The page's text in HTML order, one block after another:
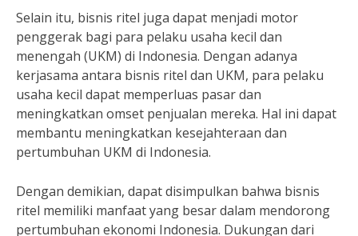
Selain itu, bisnis ritel juga dapat menjadi motor
penggerak bagi para pelaku usaha kecil dan
menengah (UKM) di Indonesia. Dengan adanya
kerjasama antara bisnis ritel dan UKM, para pelaku
usaha kecil dapat memperluas pasar dan
meningkatkan omset penjualan mereka. Hal ini dapat
membantu meningkatkan kesejahteraan dan
pertumbuhan UKM di Indonesia.
Dengan demikian, dapat disimpulkan bahwa bisnis
ritel memiliki manfaat yang besar dalam mendorong
pertumbuhan ekonomi Indonesia. Dukungan dari